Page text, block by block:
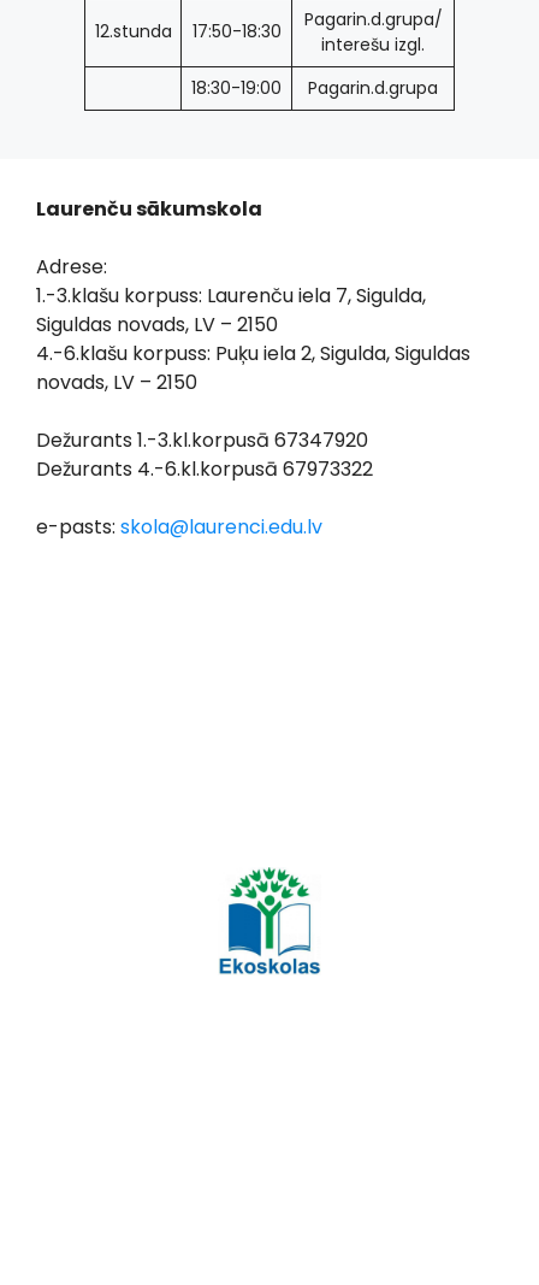
12.stunda 17:50-18:30
Pagarin.d.grupa/
interešu izgl.
18:30-19:00
Pagarin.d.grupa
Laurenču sākumskola
Adrese:
1.-3.klašu korpuss: Laurenču iela 7, Sigulda,
Siguldas novads, LV – 2150
4.-6.klašu korpuss: Puķu iela 2, Sigulda, Siguldas
novads, LV – 2150
Dežurants 1.-3.kl.korpusā 67347920
Dežurants 4.-6.kl.korpusā 67973322
e-pasts: skola@laurenci.edu.lv